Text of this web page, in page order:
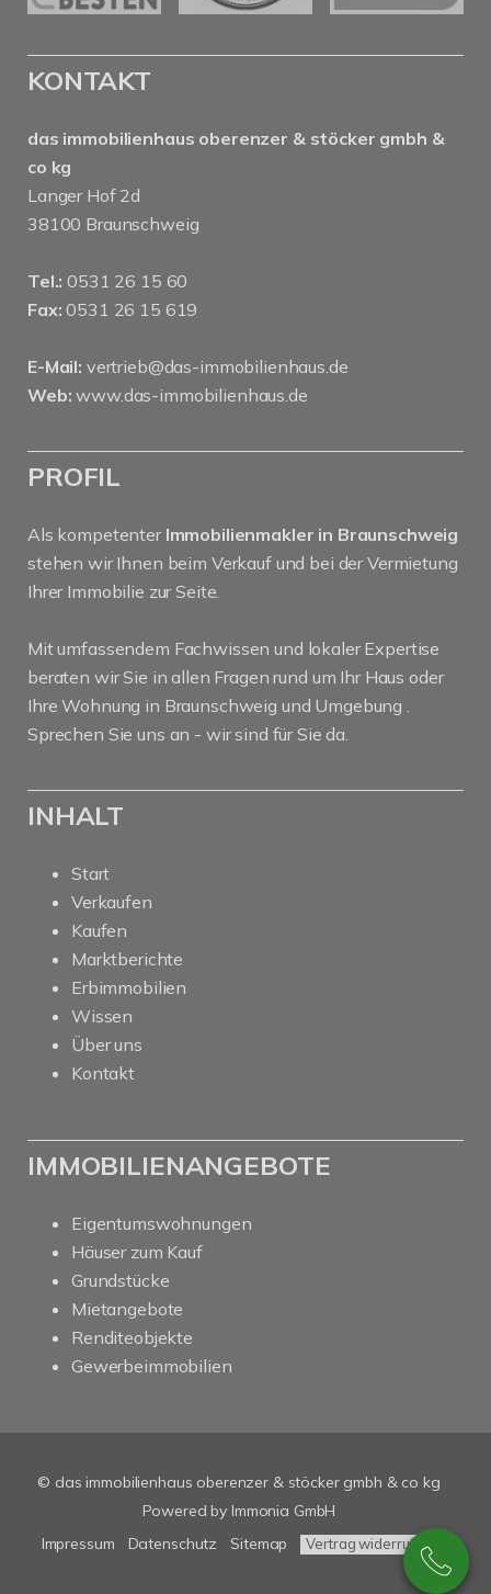
KONTAKT
das immobilienhaus oberenzer & stöcker gmbh &
co kg
Langer Hof 2d
38100 Braunschweig
Tel.: 0531 26 15 60
Fax: 0531 26 15 619
E-Mail: vertrieb@das-immobilienhaus.de
Web: www.das-immobilienhaus.de
PROFIL
Als kompetenter Immobilienmakler in Braunschweig
stehen wir Ihnen beim Verkauf und bei der Vermietung
Ihrer Immobilie zur Seite.
Mit umfassendem Fachwissen und lokaler Expertise
beraten wir Sie in allen Fragen rund um Ihr Haus oder
Ihre Wohnung in Braunschweig und Umgebung .
Sprechen Sie uns an - wir sind für Sie da.
INHALT
Start
Verkaufen
Kaufen
Marktberichte
Erbimmobilien
Wissen
Über uns
Kontakt
IMMOBILIENANGEBOTE
Eigentumswohnungen
Häuser zum Kauf
Grundstücke
Mietangebote
Renditeobjekte
Gewerbeimmobilien
© das immobilienhaus oberenzer & stöcker gmbh & co kg
Powered by Immonia GmbH
Impressum
Datenschutz Sitemap Vertrag widerrufen